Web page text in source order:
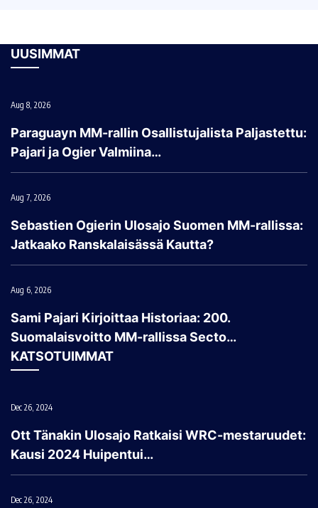
UUSIMMAT
Aug 8, 2026
Paraguayn MM-rallin Osallistujalista Paljastettu:
Pajari ja Ogier Valmiina…
Aug 7, 2026
Sebastien Ogierin Ulosajo Suomen MM-rallissa:
Jatkaako Ranskalaisässä Kautta?
Aug 6, 2026
Sami Pajari Kirjoittaa Historiaa: 200.
Suomalaisvoitto MM-rallissa Secto…
KATSOTUIMMAT
Dec 26, 2024
Ott Tänakin Ulosajo Ratkaisi WRC-mestaruudet:
Kausi 2024 Huipentui…
Dec 26, 2024